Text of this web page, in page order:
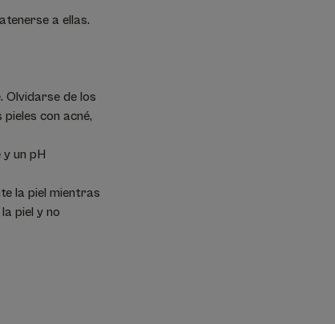
a ellas.
Olvidarse de los
con acné,
un pH
la piel mientras
piel y no